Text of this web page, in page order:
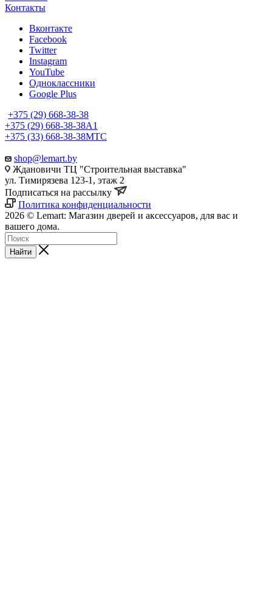
Контакты
Вконтакте
Facebook
Twitter
Instagram
YouTube
Одноклассники
Google Plus
+375 (29) 668-38-38
+375 (29) 668-38-38A1
+375 (33) 668-38-38МТС
shop@lemart.by
Ждановичи ТЦ "Строительная выставка"
ул. Тимирязева 123-1, этаж 2
Подписаться на рассылку
Политика конфиденциальности
2026 © Lemart: Магазин дверей и аксессуаров, для вас и
вашего дома.
Найти